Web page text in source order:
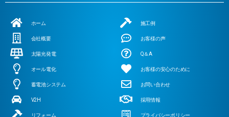
ホーム
会社概要
太陽光発電
オール電化
蓄電池システム
V2H
リフォーム
施工例
お客様の声
Q＆A
お客様の安心のために
お問い合わせ
採用情報
プライバシーポリシー